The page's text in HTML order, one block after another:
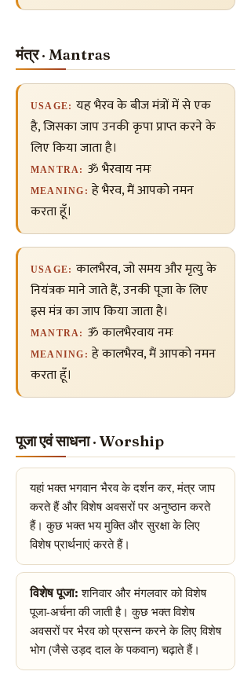
मंत्र · Mantras
USAGE: यह भैरव के बीज मंत्रों में से एक
है, जिसका जाप उनकी कृपा प्राप्त करने के
लिए किया जाता है।
MANTRA: ॐ भैरवाय नमः
MEANING: हे भैरव, मैं आपको नमन
करता हूँ।
USAGE: कालभैरव, जो समय और मृत्यु के
नियंत्रक माने जाते हैं, उनकी पूजा के लिए
इस मंत्र का जाप किया जाता है।
MANTRA: ॐ कालभैरवाय नमः
MEANING: हे कालभैरव, मैं आपको नमन
करता हूँ।
पूजा एवं साधना · Worship
यहां भक्त भगवान भैरव के दर्शन कर, मंत्र जाप
करते हैं और विशेष अवसरों पर अनुष्ठान करते
हैं। कुछ भक्त भय मुक्ति और सुरक्षा के लिए
विशेष प्रार्थनाएं करते हैं।
विशेष पूजा: शनिवार और मंगलवार को विशेष
पूजा-अर्चना की जाती है। कुछ भक्त विशेष
अवसरों पर भैरव को प्रसन्न करने के लिए विशेष
भोग (जैसे उड़द दाल के पकवान) चढ़ाते हैं।